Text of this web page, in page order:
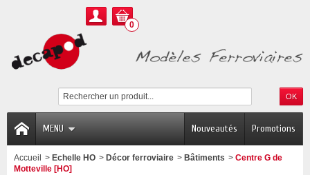
0
MENU Promotions
Nouveautés
Accueil > Echelle HO > Décor ferroviaire > Bâtiments > Centre G de
Motteville [HO]